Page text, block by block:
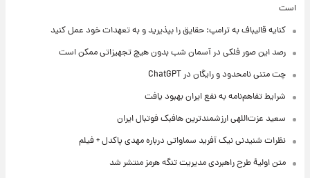
است
کنایه قالیباف به ترامپ: حقایق را بپذیرید و به تعهدات خود عمل کنید
رصد این صور فلکی در آسمان شب بدون هیچ تجهیزاتی ممکن است
چت متنی نامحدود و رایگان در ChatGPT
شرایط تفاهم‌نامه به نفع ایران بهبود یافت
سعید عزت‌اللهی ارزشمندترین هافبک فوتبال ایران
نظرات شنیدنی نیک آفرید سماواتی درباره مهدی پاکدل + فیلم
متن اولیۀ طرح راهبردی مدیریت تنگه هرمز منتشر شد